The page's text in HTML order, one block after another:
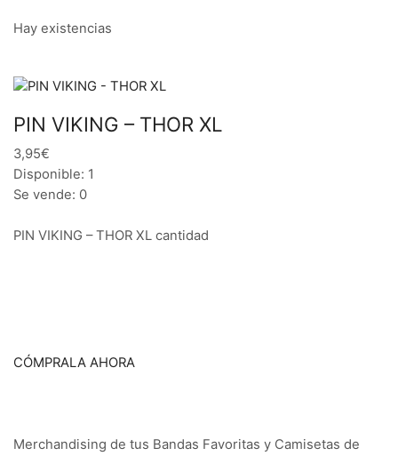
Hay existencias
PIN VIKING – THOR XL
3,95€
Disponible: 1
Se vende: 0
PIN VIKING – THOR XL cantidad
CÓMPRALA AHORA
Merchandising de tus Bandas Favoritas y Camisetas de